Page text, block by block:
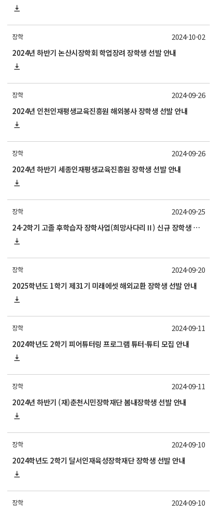
장학
2024년 하반기 논산시장학회 학업장려 장학생 선발 안내
2024-10-02
장학
2024년 인천인재평생교육진흥원 해외봉사 장학생 선발 안내
2024-09-26
장학
2024년 하반기 세종인재평생교육진흥원 장학생 선발 안내
2024-09-26
장학
24-2학기 고졸 후학습자 장학사업(희망사다리Ⅱ) 신규 장학생 신청기간 연장 안내
2024-09-25
장학
2025학년도 1학기 제31기 미래에셋 해외교환 장학생 선발 안내
2024-09-20
장학
2024학년도 2학기 피어튜터링 프로그램 튜터-튜티 모집 안내
2024-09-11
장학
2024년 하반기 (재)춘천시민장학재단 봄내장학생 선발 안내
2024-09-11
장학
2024학년도 2학기 달서인재육성장학재단 장학생 선발 안내
2024-09-10
장학 2024-09-10